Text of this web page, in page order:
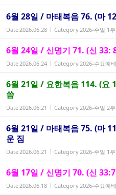
6월 28일 / 마태복음 76. (마
Date2026.06.28 Category2026-주일 1부
6월 24일 / 신명기 71. (신 33:
Date2026.06.24 Category2026-수요예배
6월 21일 / 요한복음 114. (요
씀
Date2026.06.21 Category2026-주일 2부
6월 21일 / 마태복음 75. (마
운 짐
Date2026.06.21 Category2026-주일 1부
6월 17일 / 신명기 70. (신
Date2026.06.18 Category2026-수요예배